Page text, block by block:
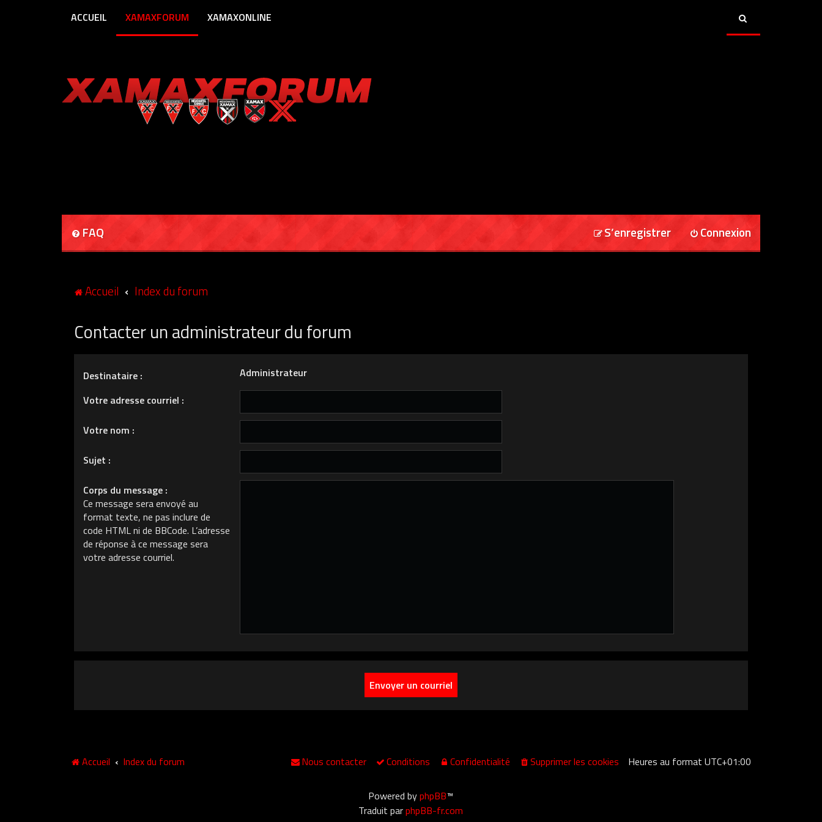
ACCUEIL XAMAXFORUM XAMAXONLINE
FAQ Connexion
S’enregistrer
Accueil Index du forum
Contacter un administrateur du forum
Destinataire :
Administrateur
Votre adresse courriel :
Votre nom :
Sujet :
Corps du message :
Ce message sera envoyé au
format texte, ne pas inclure de
code HTML ni de BBCode. L’adresse
de réponse à ce message sera
votre adresse courriel.
Accueil Index du forum Heures au formatUTC+01:00
Supprimer les cookies
Confidentialité
Conditions
Nous contacter
Powered byphpBB™
Traduit parphpBB-fr.com